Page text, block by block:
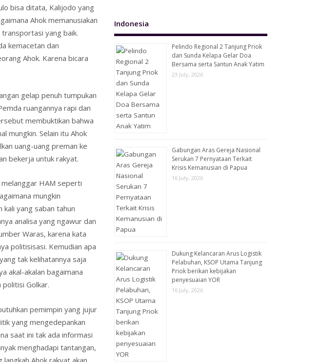
bisa ditata, Kalijodo yang
Ahok memanusiakan
yang baik.
kemacetan dan
Ahok. Karena bicara
gelap penuh tumpukan
ruangannya rapi dan
membuktikan bahwa
mungkin. Selain itu Ahok
uang-uang preman ke
bekerja untuk rakyat.
melanggar HAM seperti
mungkin
yang saban tahun
analisa yang ngawur dan
Waras, karena kata
politisisasi. Kemudian apa
tak kelihatannya saja
akal-akalan bagaimana
Golkar.
pemimpin yang jujur
yang mengedepankan
saat ini tak ada informasi
menghadapi tantangan,
Ahok rakyat akan
Indonesia
Pelindo Regional 2 Tanjung Priok
dan Sunda Kelapa Gelar Doa
Bersama serta Santun Anak Yatim
23 July, 2026
Gabungan Aras Gereja Nasional
Serukan 7 Pernyataan Terkait
Krisis Kemanusian di Papua
16 July, 2026
Dukung Kelancaran Arus Logistik
Pelabuhan, KSOP Utama Tanjung
Priok berikan kebijakan
penyesuaian YOR
16 July, 2026